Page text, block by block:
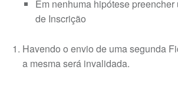
Em nenhuma hipótese
de Inscrição
Havendo o envio de uma segunda
a mesma será invalidada.